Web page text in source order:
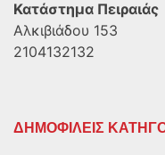
Κατάστημα Πειραιάς
Αλκιβιάδου 153
2104132132
ΔΗΜΟΦΙΛΕΙΣ